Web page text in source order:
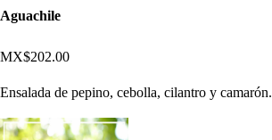
Aguachile
MX$202.00
Ensalada de pepino, cebolla, cilantro y camarón.